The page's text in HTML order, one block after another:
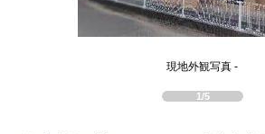
1/5
現地外観写真 -